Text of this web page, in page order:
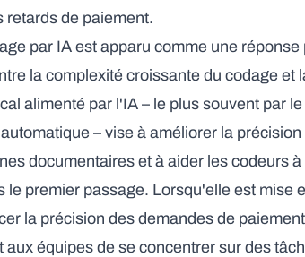
retards de paiement.
par IA est apparu comme une
la complexité croissante du codage et
alimenté par l'IA – le plus souvent par
– vise à améliorer la
documentaires et à aider les codeurs
le premier passage. Lorsqu'elle est mise
la précision des demandes de
aux équipes de se concentrer sur des